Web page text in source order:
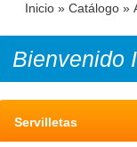
Inicio » Catálogo »
Bienvenido
Servilletas